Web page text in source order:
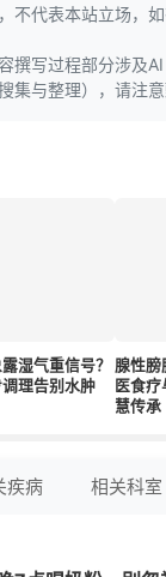
不代表本站立场，
撰写过程部分涉及
集与整理），请注意
湿气重信号？
调理告别水肿
腺性膀
医食疗
慧传承
疾病 相关科室